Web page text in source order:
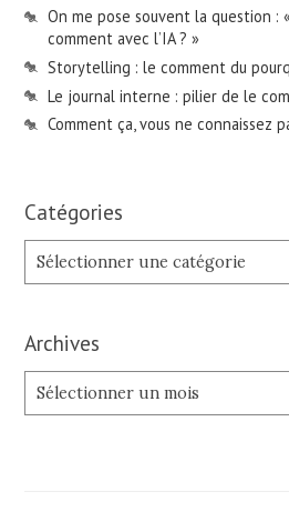
On me pose souvent la question :
comment avec l’IA ? »
Storytelling : le comment du
Le journal interne : pilier de le
Comment ça, vous ne connaissez
Catégories
Catégories
Archives
Archives